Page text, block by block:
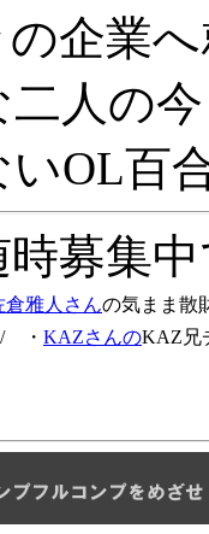
企業
二人の
OL百
募集
倉雅人さんの気まま散
/ ・ KAZさんのKAZ兄